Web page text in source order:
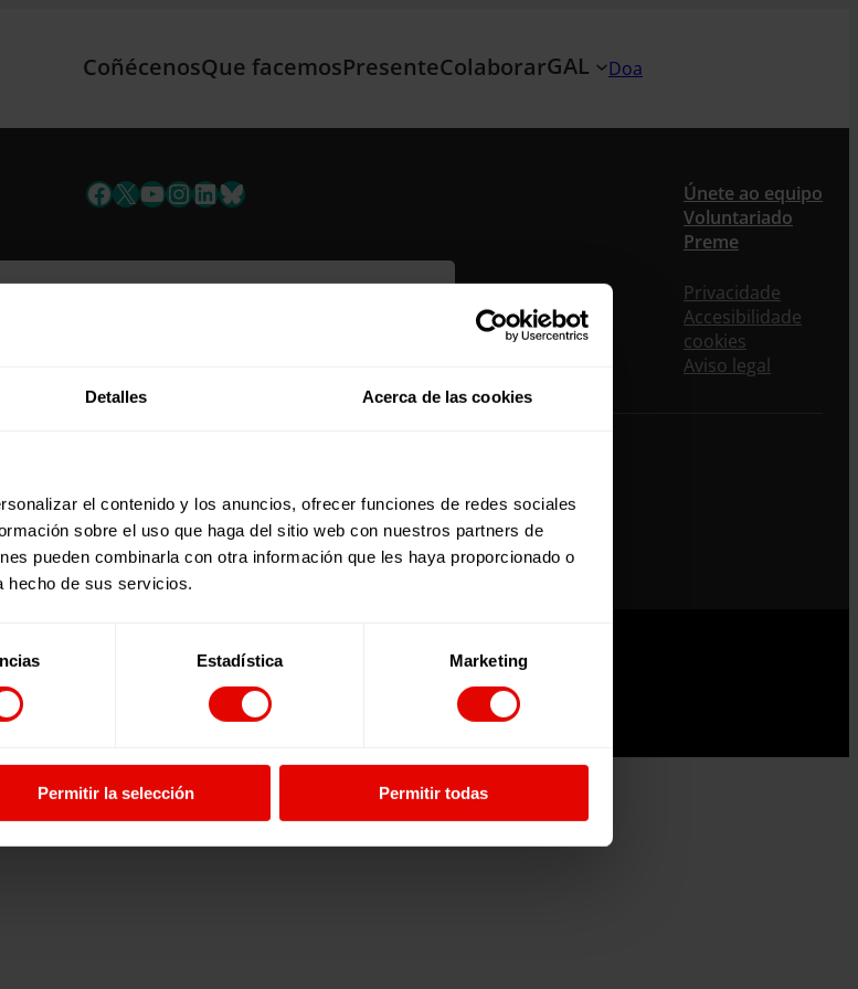
Detalles Acerca de las cookies
el contenido y los anuncios, ofrecer funciones de redes sociales
sobre el uso que haga del sitio web con nuestros partners de
pueden combinarla con otra información que les haya proporcionado o
hecho de sus servicios.
Estadística Marketing
Permitir la selección Permitir todas
CoñécenosQue facemosPresenteColaborarGAL Doa
Facebook
X YouTube
Instagram
LinkedIn
Bluesky
Únete ao equipo
Voluntariado
Preme
Privacidade
Accesibilidade
cookies
Aviso legal
Transformación e Resiliencia de España “Next Generation EU”